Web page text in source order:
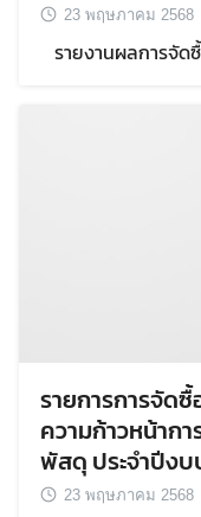
23 พฤษภาคม 2568
รายงานผลการจัด
รายการการจัด
ความก้าวหน้าก
พัสดุ ประจำปีง
23 พฤษภาคม 2568